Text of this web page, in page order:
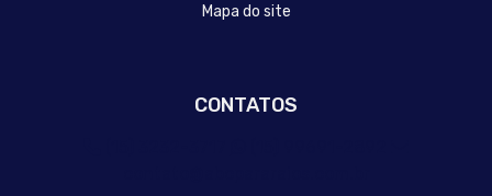
Mapa do site
CONTATOS